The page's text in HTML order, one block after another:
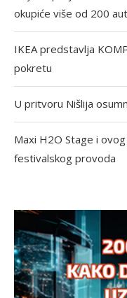
okupiće više od 200
IKEA predstavlja
pokretu
U pritvoru Nišlija
Maxi H2O Stage i
festivalskog provoda